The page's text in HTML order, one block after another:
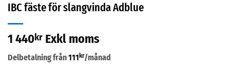
IBC fäste för slangvinda Adblue
1 440kr Exkl moms
Delbetalning från111 kr/månad